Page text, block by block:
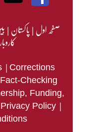
صفحہ اول|پاکستان|
| Corrections
Fact-Checking
Funding,
Privacy Policy |